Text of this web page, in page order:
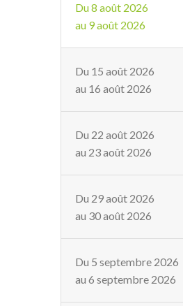
Du8 août 2026
au 9 août 2026
Du 15 août 2026
au 16 août 2026
Du 22 août 2026
au 23 août 2026
Du 29 août 2026
au 30 août 2026
Du 5 septembre 2026
au 6 septembre 2026